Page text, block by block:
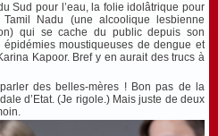
Sud pour l’eau, la folie idolâtrique pour
Nadu (une alcoolique lesbienne
qui se cache du public depuis son
moustiqueuses de dengue et
Kapoor. Bref y en aurait des trucs à
des belles-mères ! Bon pas de la
d’Etat. (Je rigole.) Mais juste de deux